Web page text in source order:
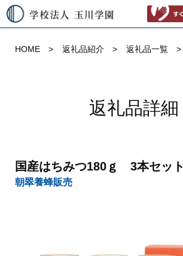
HOME 返礼品紹介 返礼品一覧
返礼品詳細
国産はちみつ180ｇ 3本セット
朝翠養蜂販売